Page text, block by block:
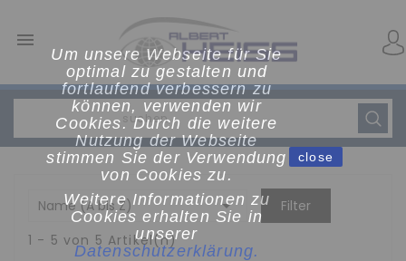
Um unsere Webseite für Sie
optimal zu gestalten und
fortlaufend verbessern zu
können, verwenden wir
Cookies. Durch die weitere
Nutzung der Webseite
stimmen Sie der Verwendung
von Cookies zu.
Weitere Informationen zu
Cookies erhalten Sie in
unserer
Datenschutzerklärung.
close

Name (A bis Z) 
Filter
1 - 5 von 5 Artikel(n)